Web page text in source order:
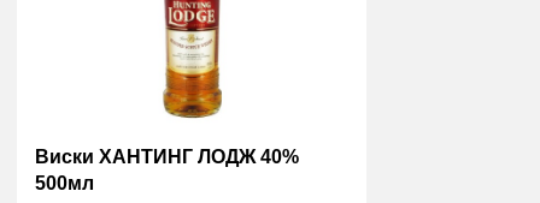
Виски ХАНТИНГ ЛОДЖ 40%
500мл